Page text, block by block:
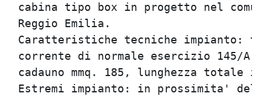
cabina tipo box in progetto nel
Reggio Emilia.
Caratteristiche tecniche impianto:
corrente di normale esercizio 145/A;
cadauno mmq. 185, lunghezza totale
Estremi impianto: in prossimita' del